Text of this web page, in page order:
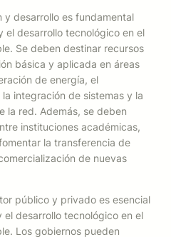
y desarrollo es fundamental
el desarrollo tecnológico en el
Se deben destinar recursos
básica y aplicada en áreas
de energía, el
integración de sistemas y la
la red. Además, se deben
instituciones académicas,
la transferencia de
de nuevas
público y privado es esencial
el desarrollo tecnológico en el
Los gobiernos pueden